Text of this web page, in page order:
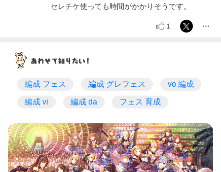
セレチケ使っても時間がかかりそうです。
1
編成 フェス 編成 グレフェス vo 編成
編成 vi 編成 da フェス 育成